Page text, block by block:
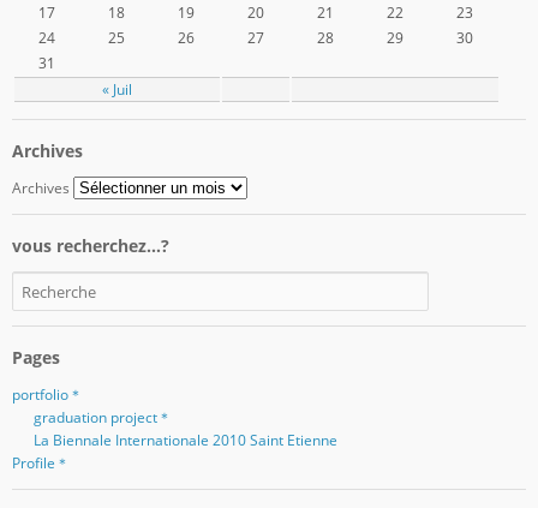
« Juil
17
18 19 20 21 22
23
24
25 26 27 28 29
30
31
Archives
Archives
vous recherchez…?
Pages
portfolio＊
graduation project＊
La Biennale Internationale 2010 Saint Etienne
Profile＊